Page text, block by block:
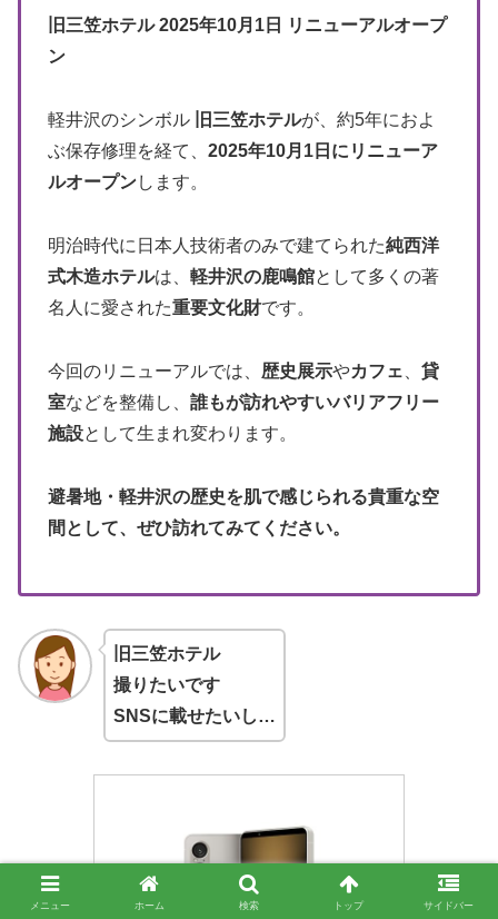
旧三笠ホテル 2025年10月1日 リニューアルオープ
ン
軽井沢のシンボル 旧三笠ホテルが、約5年におよ
ぶ保存修理を経て、 2025年10月1日にリニューア
ルオープンします。
明治時代に日本人技術者のみで建てられた純西洋
式木造ホテルは、 軽井沢の鹿鳴館として多くの著
名人に愛された重要文化財です。
今回のリニューアルでは、 歴史展示やカフェ
貸
室などを整備し、 誰もが訪れやすいバリアフリー
施設として生まれ変わります。
避暑地・軽井沢の歴史を肌で感じられる貴重な空
間として、ぜひ訪れてみてください。
旧三笠ホテル
撮りたいです
SNSに載せたいし…
メニュー ホーム 検索 トップ サイドバー